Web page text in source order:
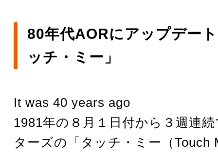
80年代AORにアップデー
ッチ・ミー」
It was 40 years ago
1981年の８月１日付から３週連
ターズの「タッチ・ミー（Touch